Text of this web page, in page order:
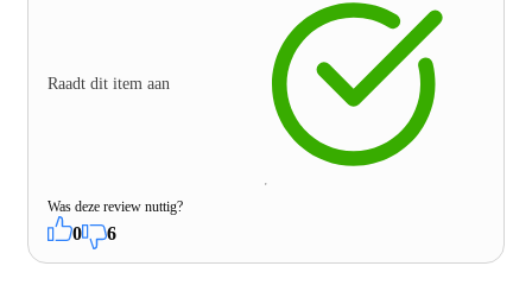
Raadt dit item aan
Was deze review nuttig?
0 6